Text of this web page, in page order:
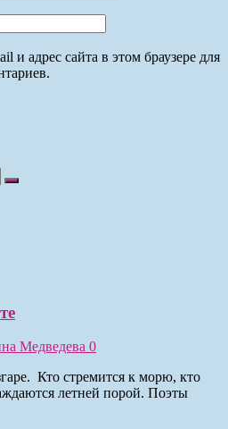
и адрес сайта в этом браузере для
Медведева 0
Кто стремится к морю, кто
летней порой. Поэты